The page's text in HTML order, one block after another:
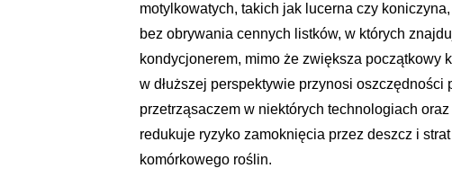
motylkowatych, takich jak lucerna czy
bez obrywania cennych listków, w których
kondycjonerem, mimo że zwiększa początkowy
w dłuższej perspektywie przynosi
przetrząsaczem w niektórych technologiach
redukuje ryzyko zamoknięcia przez deszcz i
komórkowego roślin.